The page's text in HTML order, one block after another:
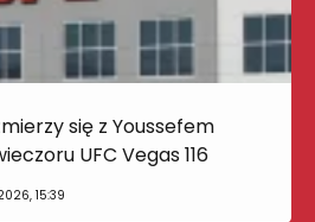
się z Youssefem
UFC Vegas 116
15:39